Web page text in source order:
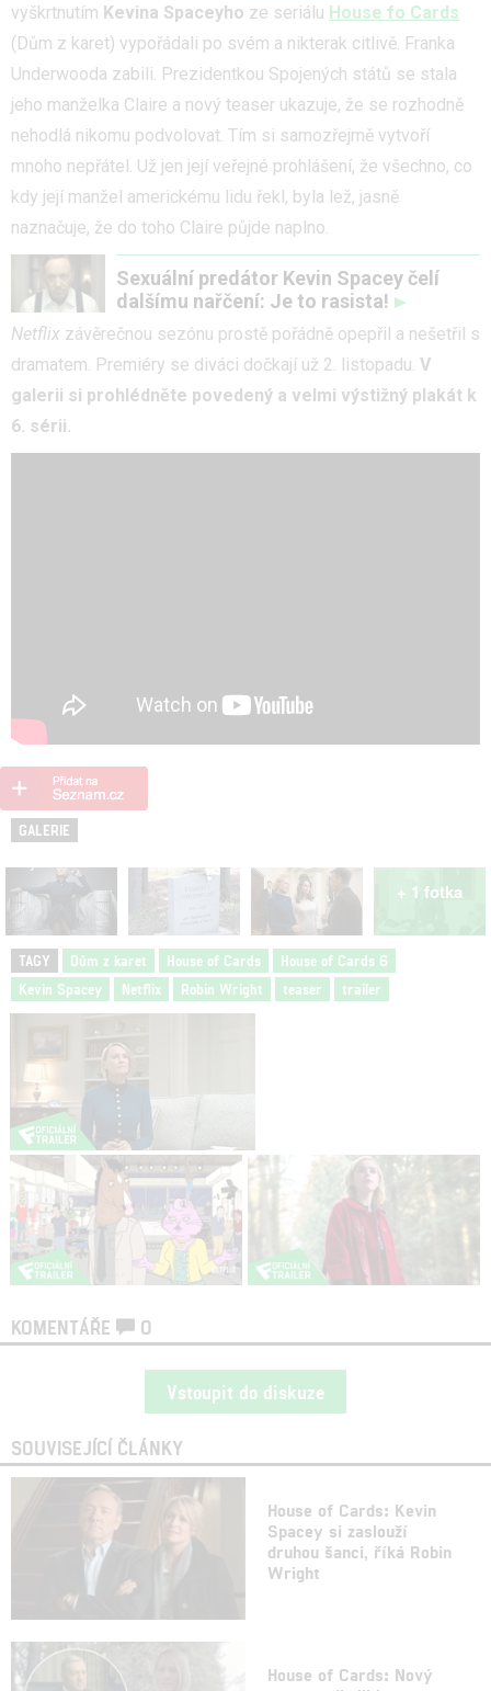
vyškrtnutím Kevina Spaceyho ze seriálu House fo Cards
(Dům z karet) vypořádali po svém a nikterak citlivě. Franka
Underwooda zabili. Prezidentkou Spojených států se stala
jeho manželka Claire a nový teaser ukazuje, že se rozhodně
nehodlá nikomu podvolovat. Tím si samozřejmě vytvoří
mnoho nepřátel. Už jen její veřejné prohlášení, že všechno, co
kdy její manžel americkému lidu řekl, byla lež, jasně
naznačuje, že do toho Claire půjde naplno.
Sexuální predátor Kevin Spacey čelí
dalšímu nařčení: Je to rasista!
Netflix závěrečnou sezónu prostě pořádně opepřil a nešetřil s
dramatem. Premiéry se diváci dočkají už 2. listopadu. V
galerii si prohlédněte povedený a velmi výstižný plakát k
6. sérii.
GALERIE
+ 1 fotka
TAGY Dům z karet House of Cards
House of Cards 6
Kevin Spacey
Netflix Robin Wright teaser trailer
KOMENTÁŘE 0
Vstoupit do diskuze
SOUVISEJÍCÍ ČLÁNKY
House of Cards: Kevin
Spacey si zaslouží
druhou šanci, říká Robin
Wright
House of Cards: Nový